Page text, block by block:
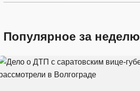
Популярное за неделю